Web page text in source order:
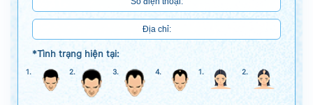
*Tình trạng hiện tại:
1. 2. 3. 4. 1. 2.